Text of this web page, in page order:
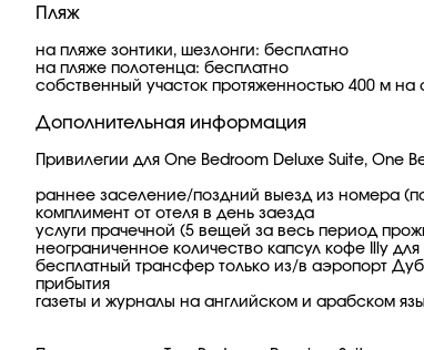
Пляж
на пляже зонтики, шезлонги: бесплатно
на пляже полотенца: бесплатно
собственный участок протяженностью 400 м на
Дополнительная информация
Привилегии для One Bedroom Deluxe Suite, One
раннее заселение/поздний выезд из номера
комплимент от отеля в день заезда
услуги прачечной (5 вещей за весь период
неограниченное количество капсул кофе Illy
бесплатный трансфер только из/в аэропорт
прибытия
газеты и журналы на английском и арабском